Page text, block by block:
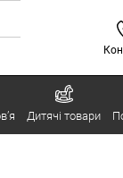
Дитячі товари